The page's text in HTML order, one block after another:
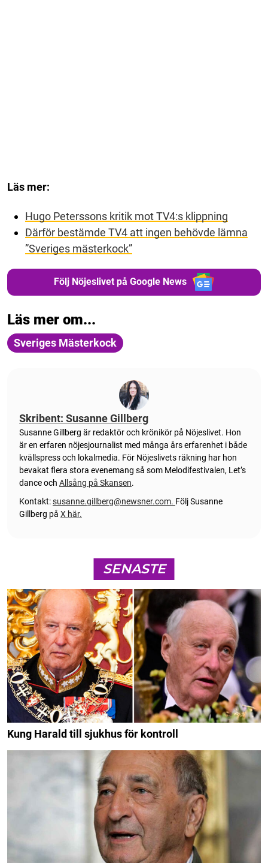
Läs mer:
Hugo Peterssons kritik mot TV4:s klippning
Därför bestämde TV4 att ingen behövde lämna
”Sveriges mästerkock”
Följ Nöjeslivet på Google News
Läs mer om...
Sveriges Mästerkock
Skribent: Susanne Gillberg
Susanne Gillberg är redaktör och krönikör på Nöjeslivet. Hon
är en erfaren nöjesjournalist med många års erfarenhet i både
kvällspress och lokalmedia. För Nöjeslivets räkning har hon
bevakat flera stora evenemang så som Melodifestivalen, Let’s
dance och Allsång på Skansen.
Kontakt:susanne.gillberg@newsner.com. Följ Susanne
Gillberg på X här.
SENASTE
Kung Harald till sjukhus för kontroll